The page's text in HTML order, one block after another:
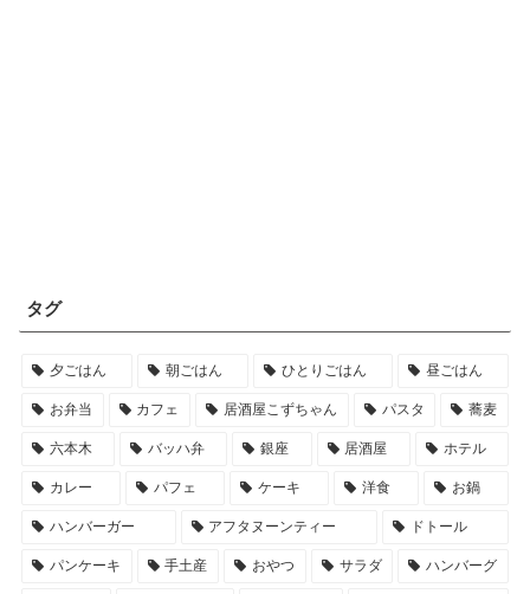
タグ
夕ごはん 朝ごはん ひとりごはん 昼ごはん
お弁当 カフェ 居酒屋こずちゃん パスタ 蕎麦
六本木 バッハ弁 銀座 居酒屋 ホテル
カレー パフェ ケーキ 洋食 お鍋
ハンバーガー アフタヌーンティー ドトール
パンケーキ 手土産 おやつ サラダ ハンバーグ